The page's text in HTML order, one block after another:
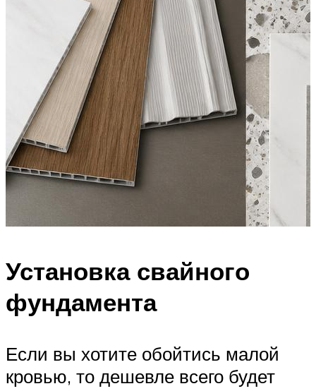
Установка свайного
фундамента
Если вы хотите обойтись малой
кровью, то дешевле всего будет